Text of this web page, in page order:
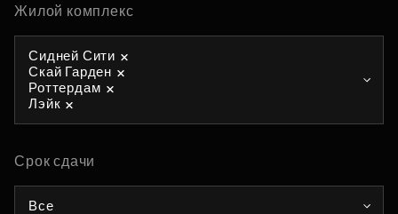
Жилой комплекс
Сидней Сити
Скай Гарден
Роттердам
Лэйк
Срок сдачи
Все